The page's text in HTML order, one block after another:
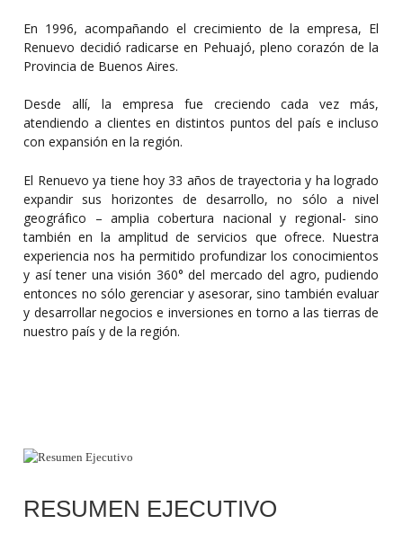
En 1996, acompañando el crecimiento de la empresa, El
Renuevo decidió radicarse en Pehuajó, pleno corazón de la
Provincia de Buenos Aires.
Desde allí, la empresa fue creciendo cada vez más,
atendiendo a clientes en distintos puntos del país e incluso
con expansión en la región.
El Renuevo ya tiene hoy 33 años de trayectoria y ha logrado
expandir sus horizontes de desarrollo, no sólo a nivel
geográfico – amplia cobertura nacional y regional- sino
también en la amplitud de servicios que ofrece. Nuestra
experiencia nos ha permitido profundizar los conocimientos
y así tener una visión 360° del mercado del agro, pudiendo
entonces no sólo gerenciar y asesorar, sino también evaluar
y desarrollar negocios e inversiones en torno a las tierras de
nuestro país y de la región.
RESUMEN EJECUTIVO